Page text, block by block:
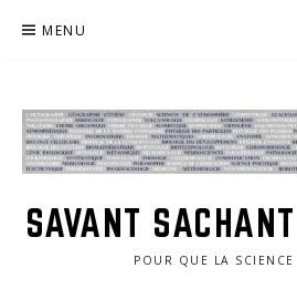
MENU
SAVANT
POUR QUE LA